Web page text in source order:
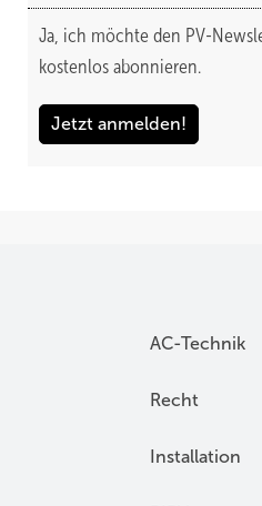
Ja, ich möchte den PV-
kostenlos abonnieren.
Jetzt anmelden!
AC-Technik
Recht
Installation